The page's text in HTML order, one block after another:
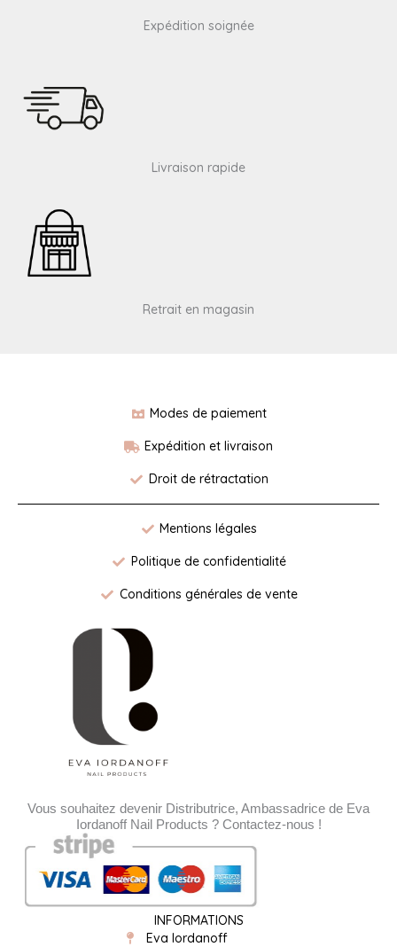
Expédition soignée
Livraison rapide
Retrait en magasin
Modes de paiement
Expédition et livraison
Droit de rétractation
Mentions légales
Politique de confidentialité
Conditions générales de vente
Vous souhaitez devenir Distributrice, Ambassadrice de Eva
Iordanoff Nail Products ? Contactez-nous !
INFORMATIONS
Eva Iordanoff